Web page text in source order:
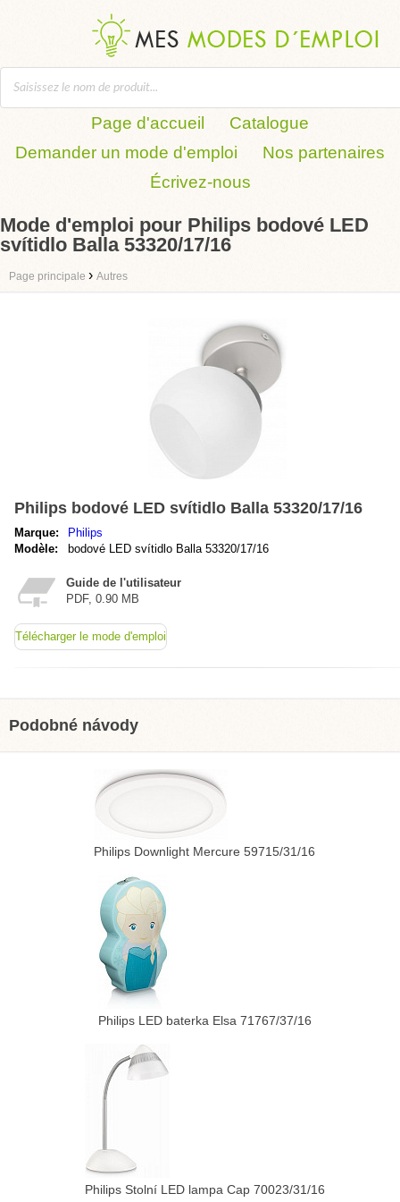
Page d'accueil
Catalogue
Demander un mode d'emploi
Nos partenaires
Écrivez-nous
Mode d'emploi pour Philips bodové LED
svítidlo Balla 53320/17/16
Page principale › Autres
Philips bodové LED svítidlo Balla 53320/17/16
Marque:
Philips
Modèle:
bodové LED svítidlo Balla 53320/17/16
Guide de l'utilisateur
PDF, 0.90 MB
Télécharger le mode d'emploi
Podobné návody
Philips Downlight Mercure 59715/31/16
Philips LED baterka Elsa 71767/37/16
Philips Stolní LED lampa Cap 70023/31/16